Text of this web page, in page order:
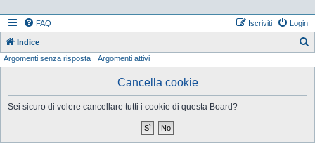
FAQ Login
Iscriviti
Indice
Argomenti senza risposta Argomenti attivi
Cancella cookie
Sei sicuro di volere cancellare tutti i cookie di questa Board?